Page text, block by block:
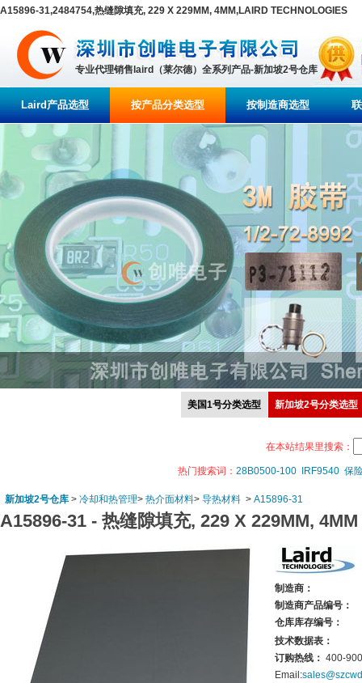
A15896-31,2484754,热缝隙填充, 229 X 229MM, 4MM,LAIRD TECHNOLOGIES
专业代理销售laird（莱尔德）全系列产品-新加坡2号仓库
Laird产品选型 按产品分类选型 按制造商选型
美国1号分类选型 新加坡2号分类选型
在本站结果里搜索：
热门搜索词： 28B0500-100 IRF9540 保
新加坡2号仓库 > 冷却和热管理> 热介面材料> 导热材料 > A15896-31
A15896-31 - 热缝隙填充, 229 X 229MM, 4MM
制造商：
制造商产品编号：
仓库库存编号：
技术数据表：
订购热线： 400-
Email: